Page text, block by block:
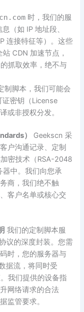
时，我们的服
（如 IP 地址段、
连接特征等）。这些
CDN 加速节点，
抓取效率，绝不与
制脚本，我们可能会
密钥（License
或非授权分发。
）
Geekscn 采
户沟通记录、定制
密技术（RSA-2048
中。我们向您承
商，我们绝不触
客户名单或核心交
我们的定制脚本服
议的深度封装。您需
时，您的服务器与
据流，将同时受
我们提供的设备指
网络请求的合法
监管要求。